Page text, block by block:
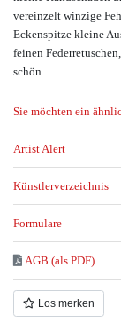
vereinzelt winzige
Eckenspitze kleine
feinen
schön.
Sie möchten ein
Artist Alert
Künstlerverzeichnis
Formulare
AGB (als PDF)
Los merken